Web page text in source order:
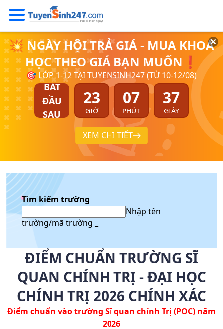
💥 NGÀY HỘI TRẢ GIÁ - MUA KHOÁ
HỌC THEO GIÁ BẠN MUỐN❗
🎯 LỚP 1-12 TẠI TUYENSINH247 (TỪ 10-12/08)
BẮT
ĐẦU
SAU
23
GIỜ
07
PHÚT
37
GIÂY
XEM CHI TIẾT
Tìm kiếm trường
Nhập tên
trường/mã trường _
ĐIỂM CHUẨN TRƯỜNG SĨ
QUAN CHÍNH TRỊ - ĐẠI HỌC
CHÍNH TRỊ 2026 CHÍNH XÁC
Điểm chuẩn vào trường Sĩ quan chính Trị (POC) năm
2026